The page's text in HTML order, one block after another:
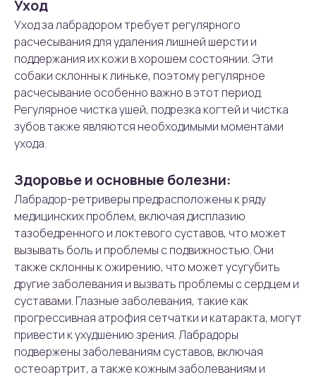
Уход
Уход за лабрадором требует регулярного
расчесывания для удаления лишней шерсти и
поддержания их кожи в хорошем состоянии. Эти
собаки склонны к линьке, поэтому регулярное
расчесывание особенно важно в этот период.
Регулярное чистка ушей, подрезка когтей и чистка
зубов также являются необходимыми моментами
ухода.
Здоровье и основные болезни:
Лабрадор-ретриверы предрасположены к ряду
медицинских проблем, включая дисплазию
тазобедренного и локтевого суставов, что может
вызывать боль и проблемы с подвижностью. Они
также склонны к ожирению, что может усугубить
другие заболевания и вызвать проблемы с сердцем и
суставами. Глазные заболевания, такие как
прогрессивная атрофия сетчатки и катаракта, могут
привести к ухудшению зрения. Лабрадоры
подвержены заболеваниям суставов, включая
остеоартрит, а также кожным заболеваниям и